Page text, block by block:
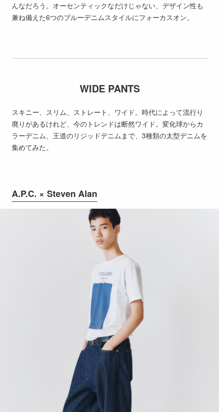
んなだろう。オーセンティックなだけじゃない、デザイン性も
兼ね備えた6つのブルーデニムスタイルにフォーカスオン。
WIDE PANTS
スキニー、スリム、ストレート、ワイド。時代によって流行り
廃りがあるけれど、今のトレンドは断然ワイド。変化球からカ
ラーデニム、王道のリジッドデニムまで、3種類の太型デニムを
集めてみた。
A.P.C. × Steven Alan